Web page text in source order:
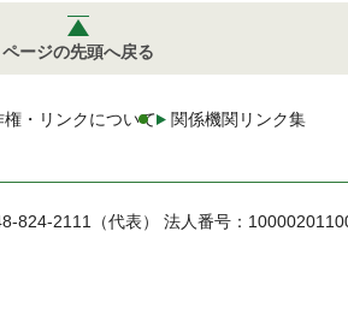
ページの先頭へ戻る
権・リンクについて 関係機関リンク集
824-2111（代表） 法人番号：